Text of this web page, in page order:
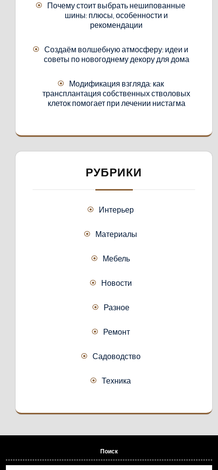
Почему стоит выбрать нешипованные
шины: плюсы, особенности и
рекомендации
Создаём волшебную атмосферу: идеи и
советы по новогоднему декору для дома
Модификация взгляда: как
трансплантация собственных стволовых
клеток помогает при лечении нистагма
РУБРИКИ
Интерьер
Материалы
Мебель
Новости
Разное
Ремонт
Садоводство
Техника
Поиск